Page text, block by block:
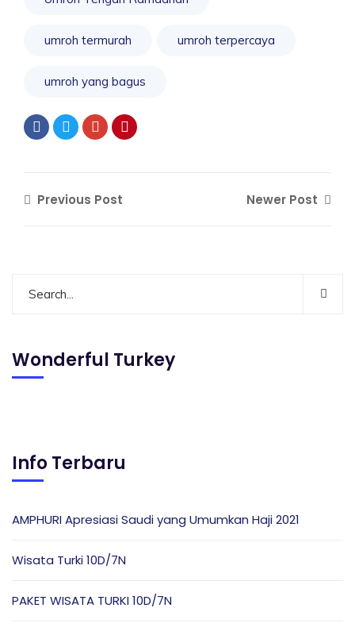
umroh termurah umroh terpercaya
umroh yang bagus
Previous Post Newer Post
Wonderful Turkey
Info Terbaru
AMPHURI Apresiasi Saudi yang Umumkan Haji 2021
Wisata Turki 10D/7N
PAKET WISATA TURKI 10D/7N